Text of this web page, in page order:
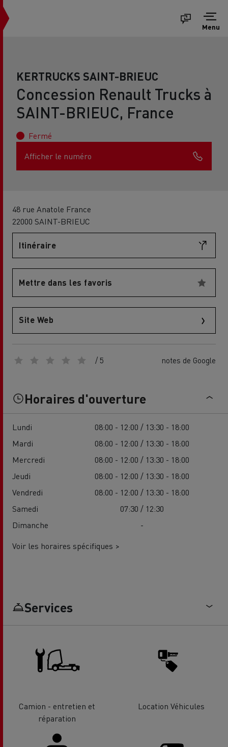
Menu
KERTRUCKS SAINT-BRIEUC
Concession Renault Trucks à
SAINT-BRIEUC, France
Fermé
Afficher le numéro
48 rue Anatole France
22000 SAINT-BRIEUC
Itinéraire
Mettre dans les favoris
Site Web
/ 5 notes de Google
Horaires d'ouverture
Lundi
08:00 - 12:00 / 13:30 - 18:00
Mardi
08:00 - 12:00 / 13:30 - 18:00
Mercredi
08:00 - 12:00 / 13:30 - 18:00
Jeudi
08:00 - 12:00 / 13:30 - 18:00
Vendredi
08:00 - 12:00 / 13:30 - 18:00
Samedi
07:30 / 12:30
Dimanche
-
Voir les horaires spécifiques >
Services
Camion - entretien et
réparation
Location Véhicules